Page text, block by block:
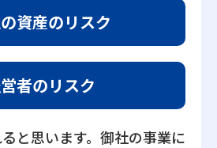
資産のリスク
者のリスク
と思います。御社の事業に